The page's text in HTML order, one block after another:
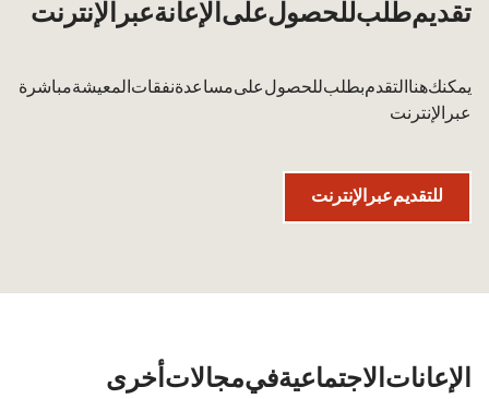
تقديم طلب للحصول على الإعانة عبر الإنترنت
يمكنك هنا التقدم بطلب للحصول على مساعدة نفقات المعيشة مباشرة
عبر الإنترنت.
للتقديم عبر الإنترنت
الإعانات الاجتماعية في مجالات أخرى